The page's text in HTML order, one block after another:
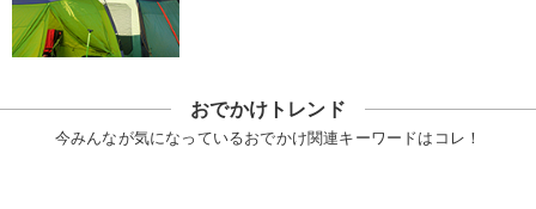
おでかけトレンド
今みんなが気になっているおでかけ関連キーワードはコレ！